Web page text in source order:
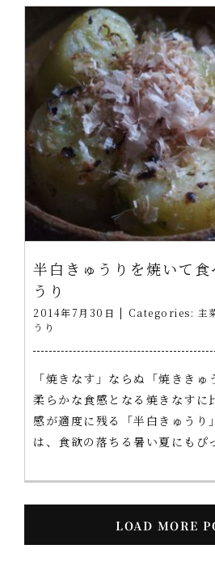
半白きゅうりを焼いて食
うり
2014年7月30日 | Categories: 主
うり
「焼きなす」ならぬ「焼ききゅ
柔らかな食感となる焼きなすに
感が適度に残る「半白きゅうり
は、食欲の落ちる暑い夏にもぴ
LOAD MORE